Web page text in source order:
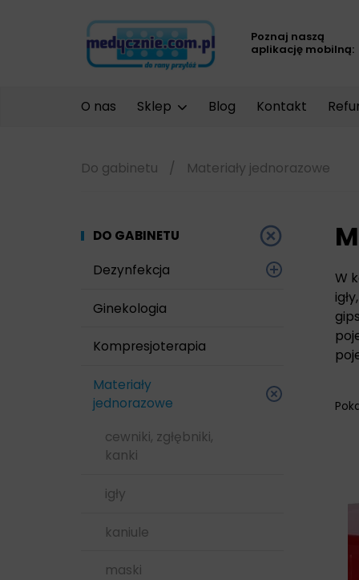
Poznaj naszą
aplikację mobilną:
O nas Sklep Blog Kontakt
Do gabinetu / Materiały jednorazowe
DO GABINETU
Dezynfekcja
Narzędzi i sprzętu
Powierzchni
Skóry i rąk
Ginekologia
Kompresjoterapia
Materiały
jednorazowe
cewniki, zgłębniki,
kanki
igły
kaniule
maski
W